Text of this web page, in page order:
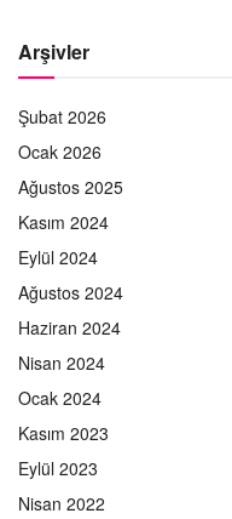
Arşivler
Şubat 2026
Ocak 2026
Ağustos 2025
Kasım 2024
Eylül 2024
Ağustos 2024
Haziran 2024
Nisan 2024
Ocak 2024
Kasım 2023
Eylül 2023
Nisan 2022